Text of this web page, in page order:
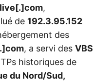
,
de 192.3.95.152
des
, a servi des VBS
historiques de
du Nord/Sud,